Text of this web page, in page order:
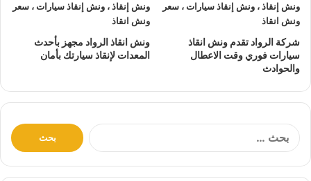
انقاذ اليك في أي وقت.
اجزاء سياراتك.
لدينا
اقرب ونش انقاذ سياراتكما نقدم خدمةانقاذ سياراتباقل
سعر بدون رسوم اضافية و بدون اكراميات.
نقوم بتتبع جميعسيارات الانقاذمن خلال GPS.
يوجدونش انقاذ سيارات
على مدار 24 ساعة طوال أيام
الأسبوع.
شركة الرواد تقدم ونش انقاذ
سيارات فوري وقت الاعطال
والحوادث
ونش انقاذ الرواد مجهز بأحدث
المعدات لإنقاذ سيارتك بأمان